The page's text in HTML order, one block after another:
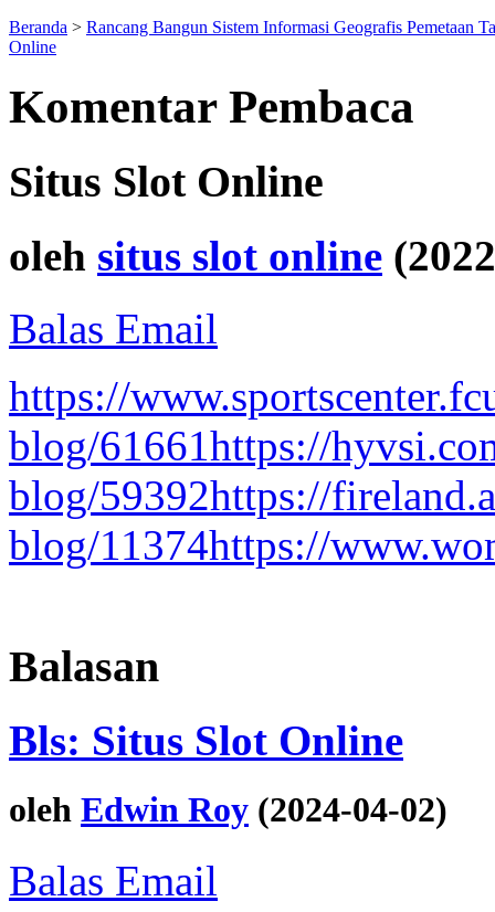
Beranda > Rancang Bangun Sistem Informasi Geografis Pemetaan
Online
Komentar Pembaca
Situs Slot Online
oleh situs slot online
Balas Email
https://
blog/61661https://
blog/59392https://
blog/11374https://
Balasan
Bls: Situs Slot Online
oleh Edwin Roy (2024-04-02)
Balas Email